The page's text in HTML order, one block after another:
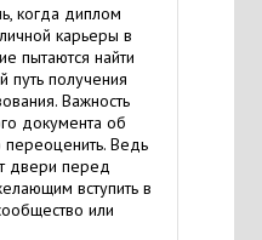
когда диплом
карьеры в
пытаются найти
путь получения
Важность
документа об
Ведь
двери перед
вступить в
или